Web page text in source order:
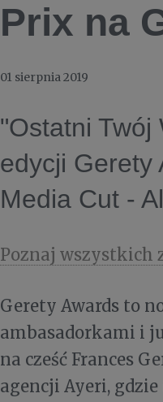
Prix na
01 sierpnia 2019
"Ostatni Twój
edycji Gerety
Media Cut -
Poznaj wszystkich
Gerety Awards to
ambasadorkami i
na cześć Frances
agencji Ayeri,